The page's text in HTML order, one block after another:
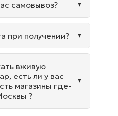
самовывоз?
при получении?
вживую
есть ли у вас
магазины где-
?